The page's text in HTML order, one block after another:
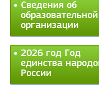
Сведения об
образовательной
организации
2026 год Год
единства
России